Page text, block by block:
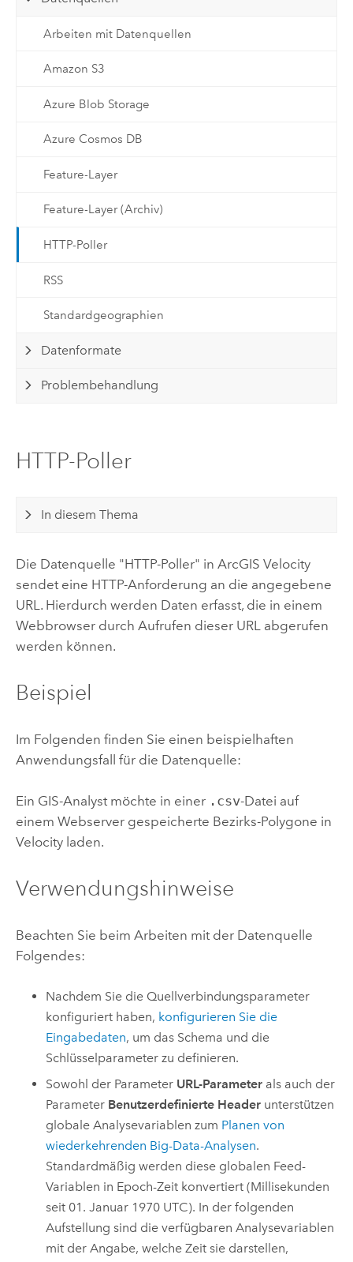
Arbeiten mit Datenquellen
Amazon S3
Azure Blob Storage
Azure Cosmos DB
Feature-Layer
Feature-Layer (Archiv)
HTTP-Poller
RSS
Standardgeographien
Datenformate
Problembehandlung
HTTP-Poller
In diesem Thema
Die Datenquelle "HTTP-Poller" in ArcGIS Velocity
sendet eine HTTP-Anforderung an die angegebene
URL. Hierdurch werden Daten erfasst, die in einem
Webbrowser durch Aufrufen dieser URL abgerufen
werden können.
Beispiel
Im Folgenden finden Sie einen beispielhaften
Anwendungsfall für die Datenquelle:
Ein GIS-Analyst möchte in einer .csv-Datei auf
einem Webserver gespeicherte Bezirks-Polygone in
Velocityladen.
Verwendungshinweise
Beachten Sie beim Arbeiten mit der Datenquelle
Folgendes:
Nachdem Sie die Quellverbindungsparameter
konfiguriert haben, konfigurieren Sie die
Eingabedaten, um das Schema und die
Schlüsselparameter zu definieren.
Sowohl der Parameter URL-Parameter als auch der
Parameter Benutzerdefinierte Header unterstützen
globale Analysevariablen zum Planen von
wiederkehrenden Big-Data-Analysen.
Standardmäßig werden diese globalen Feed-
Variablen in Epoch-Zeit konvertiert (Millisekunden
seit 01. Januar 1970 UTC). In der folgenden
Aufstellung sind die verfügbaren Analysevariablen
mit der Angabe, welche Zeit sie darstellen,